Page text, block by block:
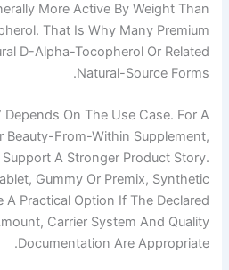
Is Generally More Active By
Tocopherol. That Is Why
Use Natural D-Alpha-Tocopherol
Natural-
“better” Depends On The Use
Softgel Or Beauty-From-Within
E May Support A Stronger
Sensitive Tablet, Gummy Or
May Still Be A Practical Option If
Vitamin E Amount, Carrier System
Documentation Are